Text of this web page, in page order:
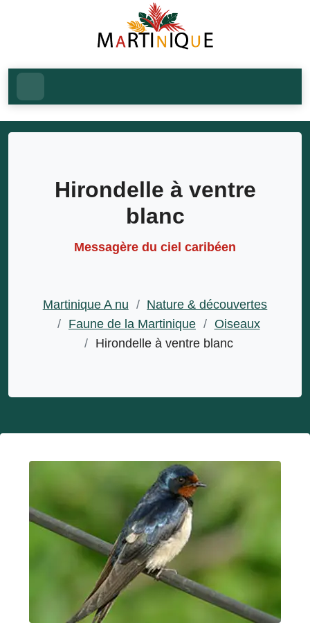
Hirondelle à ventre
blanc
Messagère du ciel caribéen
Martinique A nu / Nature & découvertes
/ Faune de la Martinique / Oiseaux
/ Hirondelle à ventre blanc